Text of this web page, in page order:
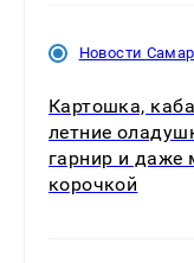
Новости
Картошка,
летние
гарнир и даже
корочкой